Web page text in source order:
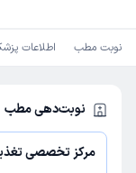
نوبت مطب اطلاعات
نوبت‌دهی مطب
مرکز تخصصی